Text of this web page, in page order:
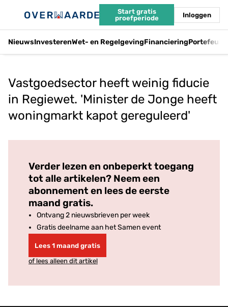
Start gratis
proefperiode
Inloggen
NieuwsInvesterenWet- en RegelgevingFinanciering
Vastgoedsector heeft weinig fiducie
in Regiewet. 'Minister de Jonge heeft
woningmarkt kapot gereguleerd'
Verder lezen en onbeperkt toegang
tot alle artikelen? Neem een
abonnement en lees de eerste
maand gratis.
Ontvang 2 nieuwsbrieven per week
Gratis deelname aan het Samen event
Lees 1 maand gratis
of lees alleen dit artikel